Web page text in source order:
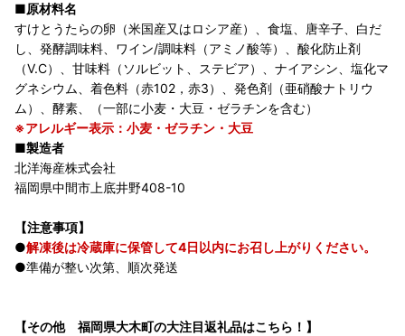
■原材料名
すけとうたらの卵（米国産又はロシア産）、食塩、唐辛子、白だ
し、発酵調味料、ワイン/調味料（アミノ酸等）、酸化防止剤
（V.C）、甘味料（ソルビット、ステビア）、ナイアシン、塩化マ
グネシウム、着色料（赤102，赤3）、発色剤（亜硝酸ナトリウ
ム）、酵素、（一部に小麦・大豆・ゼラチンを含む）
※アレルギー表示：小麦・ゼラチン・大豆
■製造者
北洋海産株式会社
福岡県中間市上底井野408-10
【注意事項】
●解凍後は冷蔵庫に保管して4日以内にお召し上がりください。
●準備が整い次第、順次発送
【その他 福岡県大木町の大注目返礼品はこちら！】